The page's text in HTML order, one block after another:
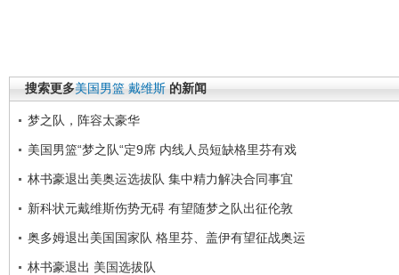
搜索更多美国男篮 戴维斯 的新闻
梦之队，阵容太豪华
美国男篮“梦之队“定9席 内线人员短缺格里芬有戏
林书豪退出美奥运选拔队 集中精力解决合同事宜
新科状元戴维斯伤势无碍 有望随梦之队出征伦敦
奥多姆退出美国国家队 格里芬、盖伊有望征战奥运
林书豪退出 美国选拔队